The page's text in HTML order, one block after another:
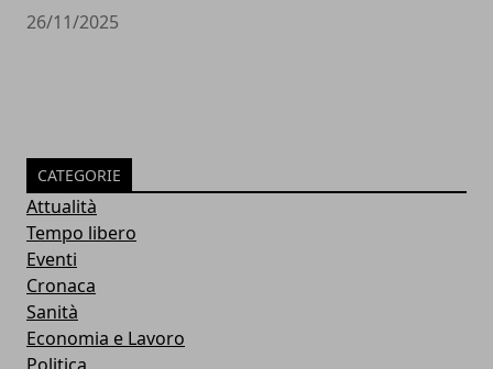
26/11/2025
CATEGORIE
Attualità
Tempo libero
Eventi
Cronaca
Sanità
Economia e Lavoro